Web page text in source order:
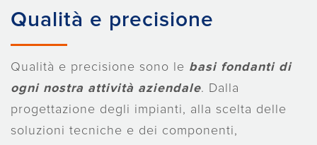
Qualità e precisione
Qualità e precisione sono le basi fondanti di
ogni nostra attività aziendale. Dalla
progettazione degli impianti, alla scelta delle
soluzioni tecniche e dei componenti,